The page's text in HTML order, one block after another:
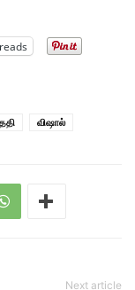
விஷால்
Next article